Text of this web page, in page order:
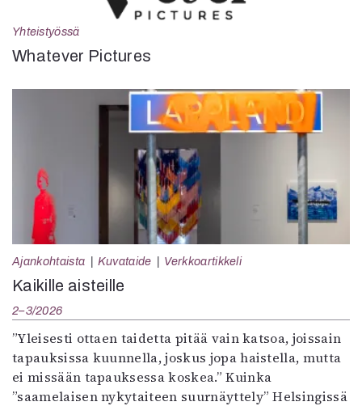
Yhteistyössä
Whatever Pictures
Ajankohtaista Kuvataide Verkkoartikkeli
Kaikille aisteille
2–3/2026
”Yleisesti ottaen taidetta pitää vain katsoa, joissain
tapauksissa kuunnella, joskus jopa haistella, mutta
ei missään tapauksessa koskea.” Kuinka
”saamelaisen nykytaiteen suurnäyttely” Helsingissä